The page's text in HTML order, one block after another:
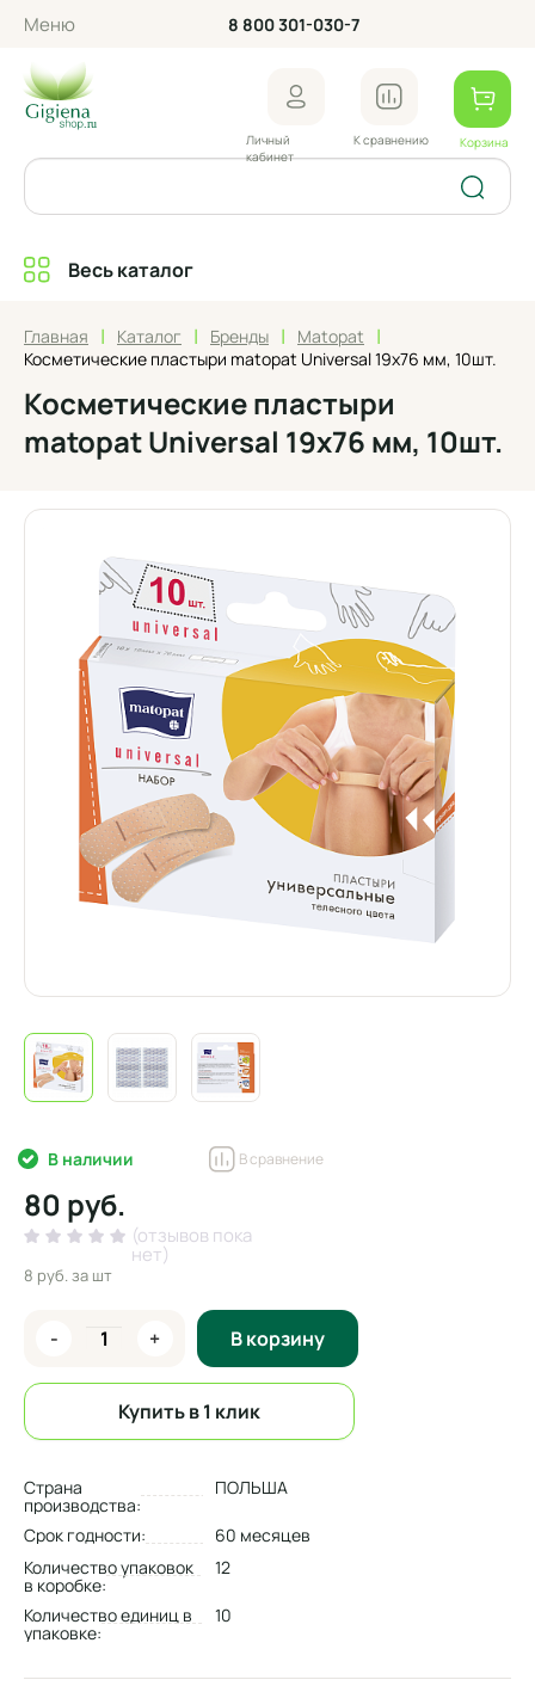
Меню 8 800 301-030-7
Личный
кабинет
К сравнению Корзина
Весь каталог
Главная | Каталог | Бренды | Matopat |
Косметические пластыри matopat Universal 19х76 мм, 10шт.
Косметические пластыри
matopat Universal 19х76 мм, 10шт.
В наличии
80 руб.
В сравнение
(отзывов пока
нет)
8 руб.за шт
- + В корзину
Купить в 1 клик
Страна
производства:
ПОЛЬША
Срок годности:
60 месяцев
Количество упаковок
в коробке:
12
Количество единиц в
упаковке:
10